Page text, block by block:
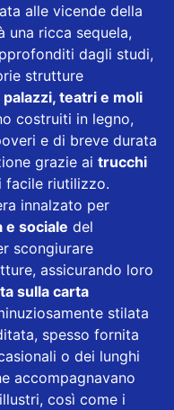
alle vicende della
una ricca sequela,
dagli studi,
strutture
teatri e moli
costruiti in legno,
e di breve durata
grazie ai trucchi
facile riutilizzo.
innalzato per
e sociale del
scongiurare
assicurando loro
sulla carta
stilata
spesso fornita
o dei lunghi
accompagnavano
così come i